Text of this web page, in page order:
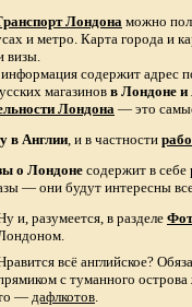
Лондона можно
и метро. Карта города и
визы.
содержит адрес
магазинов в Лондоне и
Лондона— это
в Англии, и в частности
о Лондоне содержит в
— они будут интересны
и, разумеется, в разделе
всё английское?
с туманного
— дафлкотов.